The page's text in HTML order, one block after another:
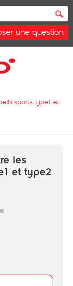
une question
sports type1 et
les
et type2